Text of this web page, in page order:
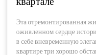
Эта отремонтированная
оживленном сердце
в себе вневременную
квартире три хорошо